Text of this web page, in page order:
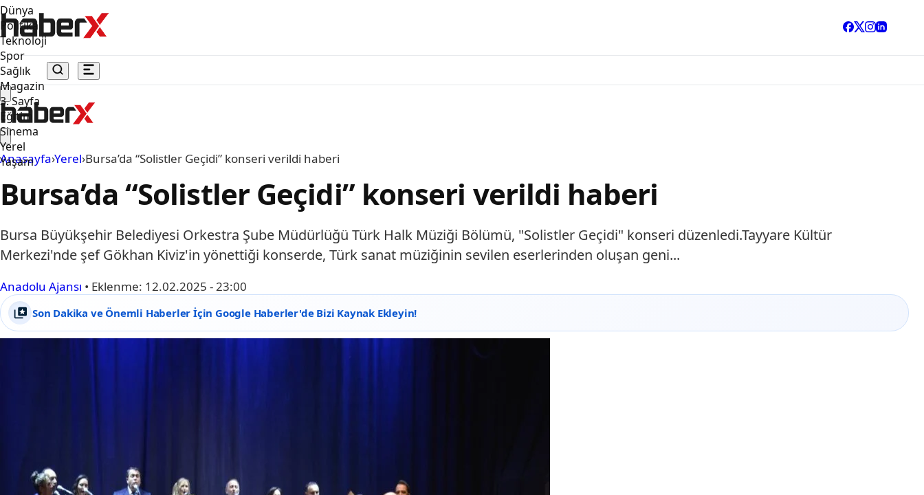
Dünya
Politika
Teknoloji
Spor
Sağlık
Magazin
3. Sayfa
Eğitim
Sinema
Yerel
Yaşam
Anasayfa›Yerel›Bursa’da “Solistler Geçidi” konseri verildi haberi
Bursa’da “Solistler Geçidi” konseri verildi haberi
Bursa Büyükşehir Belediyesi Orkestra Şube Müdürlüğü Türk Halk Müziği Bölümü, "Solistler Geçidi" konseri düzenledi.Tayyare Kültür
Merkezi'nde şef Gökhan Kiviz'in yönettiği konserde, Türk sanat müziğinin sevilen eserlerinden oluşan geni...
Anadolu Ajansı • Eklenme: 12.02.2025 - 23:00
Son Dakika ve Önemli Haberler İçin Google Haberler'de Bizi Kaynak Ekleyin!